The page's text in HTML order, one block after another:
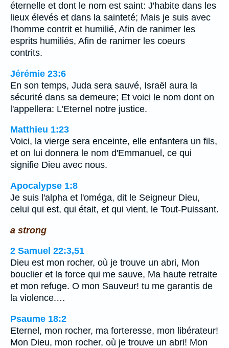
éternelle et dont le nom est saint: J'habite dans les
lieux élevés et dans la sainteté; Mais je suis avec
l'homme contrit et humilié, Afin de ranimer les
esprits humiliés, Afin de ranimer les coeurs
contrits.
Jérémie 23:6
En son temps, Juda sera sauvé, Israël aura la
sécurité dans sa demeure; Et voici le nom dont on
l'appellera: L'Eternel notre justice.
Matthieu 1:23
Voici, la vierge sera enceinte, elle enfantera un fils,
et on lui donnera le nom d'Emmanuel, ce qui
signifie Dieu avec nous.
Apocalypse 1:8
Je suis l'alpha et l'oméga, dit le Seigneur Dieu,
celui qui est, qui était, et qui vient, le Tout-Puissant.
a strong
2 Samuel 22:3,51
Dieu est mon rocher, où je trouve un abri, Mon
bouclier et la force qui me sauve, Ma haute retraite
et mon refuge. O mon Sauveur! tu me garantis de
la violence.…
Psaume 18:2
Eternel, mon rocher, ma forteresse, mon libérateur!
Mon Dieu, mon rocher, où je trouve un abri! Mon